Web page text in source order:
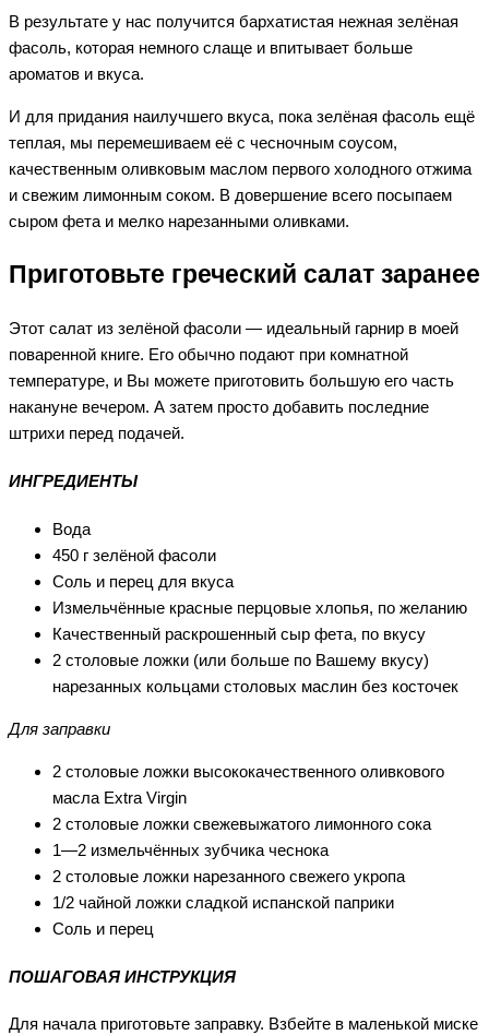
В результате у нас получится бархатистая нежная зелёная
фасоль, которая немного слаще и впитывает больше
ароматов и вкуса.
И для придания наилучшего вкуса, пока зелёная фасоль ещё
теплая, мы перемешиваем её с чесночным соусом,
качественным оливковым маслом первого холодного отжима
и свежим лимонным соком. В довершение всего посыпаем
сыром фета и мелко нарезанными оливками.
Приготовьте греческий салат заранее
Этот салат из зелёной фасоли — идеальный гарнир в моей
поваренной книге. Его обычно подают при комнатной
температуре, и Вы можете приготовить большую его часть
накануне вечером. А затем просто добавить последние
штрихи перед подачей.
ИНГРЕДИЕНТЫ
Вода
450 г зелёной фасоли
Соль и перец для вкуса
Измельчённые красные перцовые хлопья, по желанию
Качественный раскрошенный сыр фета, по вкусу
2 столовые ложки (или больше по Вашему вкусу)
нарезанных кольцами столовых маслин без косточек
Для заправки
2 столовые ложки высококачественного оливкового
масла Extra Virgin
2 столовые ложки свежевыжатого лимонного сока
1—2 измельчённых зубчика чеснока
2 столовые ложки нарезанного свежего укропа
1/2 чайной ложки сладкой испанской паприки
Соль и перец
ПОШАГОВАЯ ИНСТРУКЦИЯ
Для начала приготовьте заправку. Взбейте в маленькой миске